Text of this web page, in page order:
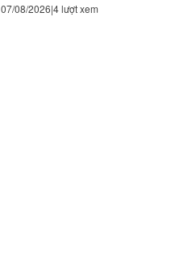
07/08/2026 4 lượt xem